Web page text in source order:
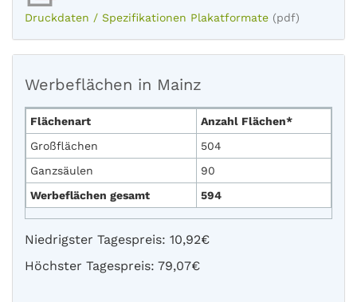
Druckdaten / Spezifikationen Plakatformate (pdf)
Werbeflächen in Mainz
Flächenart
Anzahl Flächen*
Großflächen
504
Ganzsäulen
90
Werbeflächen gesamt
594
Niedrigster Tagespreis: 10,92€
Höchster Tagespreis: 79,07€